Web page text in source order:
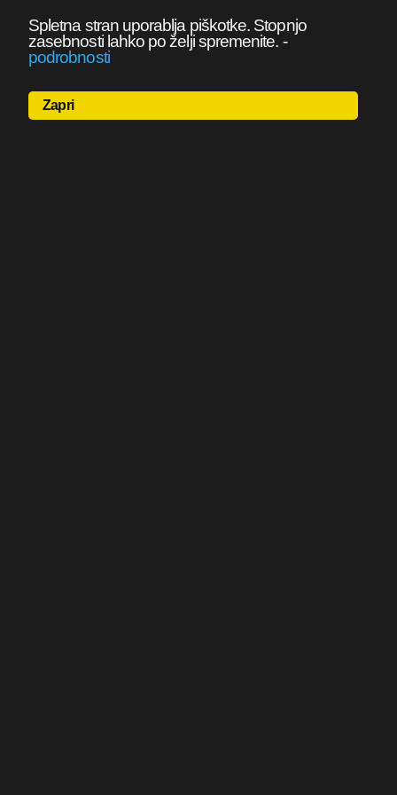
Spletna stran uporablja piškotke. Stopnjo
zasebnosti lahko po želji spremenite. -
podrobnosti
Zapri